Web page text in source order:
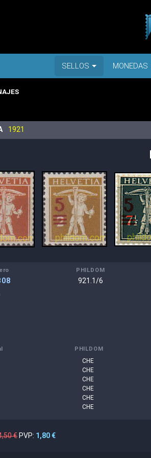
SELLOS MONEDAS
1921
PHILDOM
921.1/6
PHILDOM
CHE
CHE
CHE
CHE
CHE
CHE
€ PVP: 1,80 €